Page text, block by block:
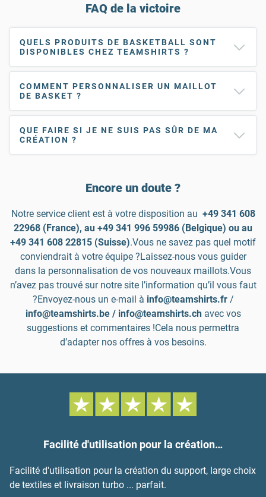
FAQ de la victoire
QUELS PRODUITS DE BASKETBALL SONT
DISPONIBLES CHEZ TEAMSHIRTS ?
COMMENT PERSONNALISER UN MAILLOT
DE BASKET ?
QUE FAIRE SI JE NE SUIS PAS SÛR DE MA
CRÉATION ?
Encore un doute ?
Notre service client est à votre disposition au +49 341 608
22968 (France), au +49 341 996 59986 (Belgique) ou au
+49 341 608 22815 (Suisse).Vous ne savez pas quel motif
conviendrait à votre équipe ?Laissez-nous vous guider
dans la personnalisation de vos nouveaux maillots.Vous
n’avez pas trouvé sur notre site l’information qu’il vous faut
?Envoyez-nous un e-mail à info@teamshirts.fr/
info@teamshirts.be / info@teamshirts.chavec vos
suggestions et commentaires !Cela nous permettra
d’adapter nos offres à vos besoins.
Facilité d'utilisation pour la création…
Facilité d'utilisation pour la création du support, large choix
de textiles et livraison turbo ... parfait.